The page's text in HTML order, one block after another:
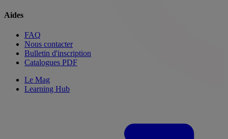
Aides
FAQ
Nous contacter
Bulletin d'inscription
Catalogues PDF
Le Mag
Learning Hub